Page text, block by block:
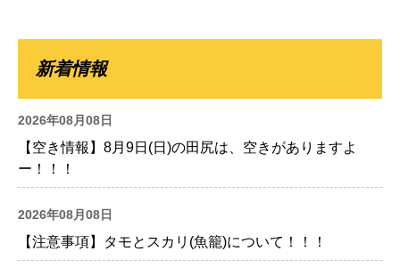
新着情報
2026年08月08日
【空き情報】8月9日(日)の田尻は、空きがありますよ
ー！！！
2026年08月08日
【注意事項】タモとスカリ(魚籠)について！！！